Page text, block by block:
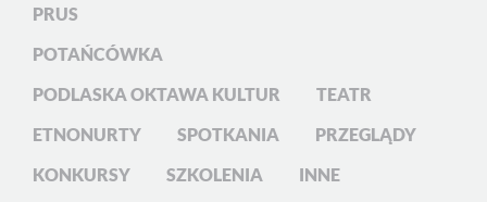
PRUS
POTAŃCÓWKA
PODLASKA OKTAWA KULTUR
TEATR
ETNONURTY
SPOTKANIA
PRZEGLĄDY
KONKURSY
SZKOLENIA
INNE